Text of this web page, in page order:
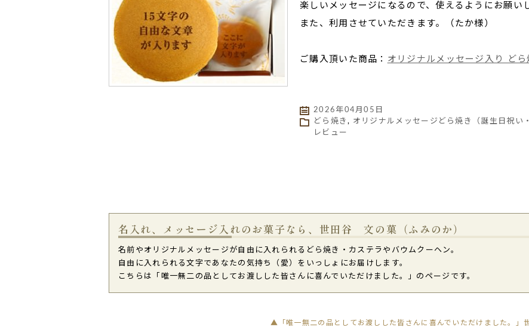
楽しいメッセージになるので、使えるようにお願い
また、利用させていただきます。（たか様）
ご購入頂いた商品： オリジナルメッセージ入り ど
2026年04月05日
どら焼き, オリジナルメッセージどら焼き（誕生日祝い
レビュー
名入れ、メッセージ入れのお菓子なら、世田谷 文の菓（ふみのか）
名前やオリジナルメッセージが自由に入れられるどら焼き・カステラやバウムクーヘン。
自由に入れられる文字であなたの気持ち（愛）をいっしょにお届けします。
こちらは「唯一無二の品としてお渡しした皆さんに喜んでいただけました。」のページです。
▲「唯一無二の品としてお渡しした皆さんに喜んでいただけました。